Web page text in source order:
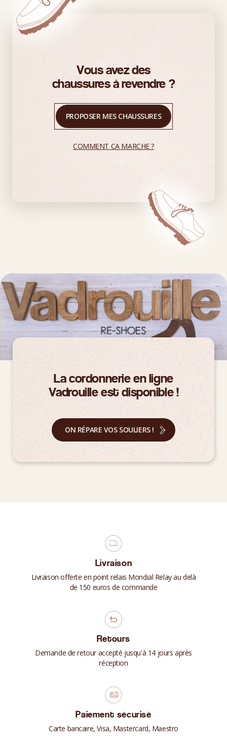
Vous avez des
chaussures à revendre ?
PROPOSER MES CHAUSSURES
COMMENT CA MARCHE ?
La cordonnerie en ligne
Vadrouille est disponible !
ON RÉPARE VOS SOULIERS !
Livraison
Livraison offerte en point relais Mondial Relay au delà
de 150 euros de commande
Retours
Demande de retour accepté jusqu'à 14 jours après
réception
Paiement sécurisé
Carte bancaire, Visa, Mastercard, Maestro